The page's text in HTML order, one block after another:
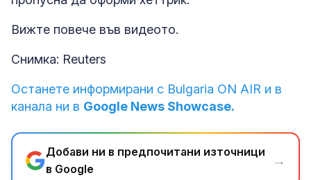
Вижте повече във видеото.
Снимка: Reuters
Останете информирани с Bulgaria ON AIR и в
канала ни в Google News Showcase.
Добави ни в предпочитани източници
в Google
→